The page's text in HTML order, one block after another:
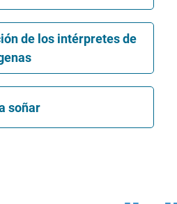
de los intérpretes de
soñar